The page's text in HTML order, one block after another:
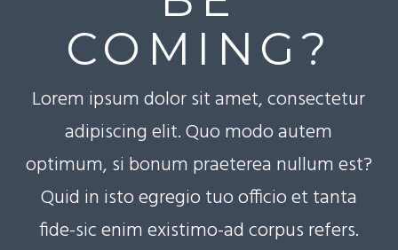
COMING?
Lorem ipsum dolor sit amet, consectetur
adipiscing elit. Quo modo autem
optimum, si bonum praeterea nullum est?
Quid in isto egregio tuo officio et tanta
fide-sic enim existimo-ad corpus refers.